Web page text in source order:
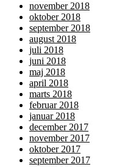
november 2018
oktober 2018
september 2018
august 2018
juli 2018
juni 2018
maj 2018
april 2018
marts 2018
februar 2018
januar 2018
december 2017
november 2017
oktober 2017
september 2017